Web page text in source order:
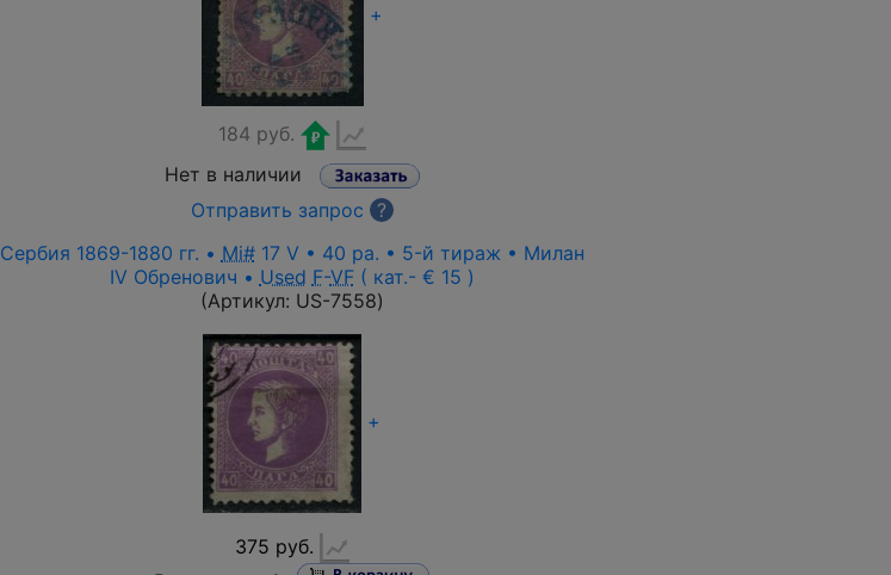
+
184 руб.
Нет в наличии
Отправить запрос
?
Сербия 1869-1880 гг. • Mi#17 V • 40 pa. • 5-й тираж • Милан
IV Обренович • Used F-VF( кат.- € 15 )
(Артикул: US-7558)
+
375 руб.